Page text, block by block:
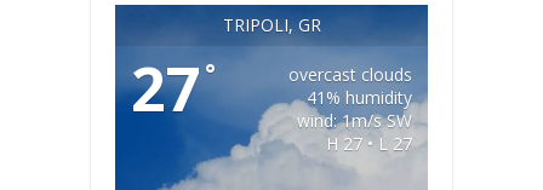
TRIPOLI, GR
27°
overcast clouds
41% humidity
wind: 1m/s SW
H 27 • L 27